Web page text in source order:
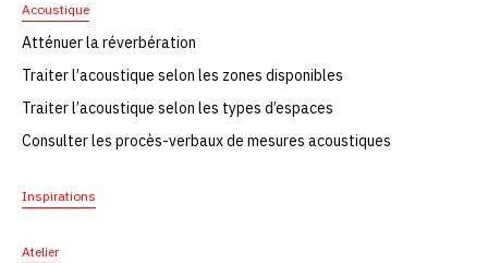
Acoustique
Atténuer la réverbération
Traiter l’acoustique selon les zones disponibles
Traiter l’acoustique selon les types d’espaces
Consulter les procès-verbaux de mesures acoustiques
Inspirations
Atelier